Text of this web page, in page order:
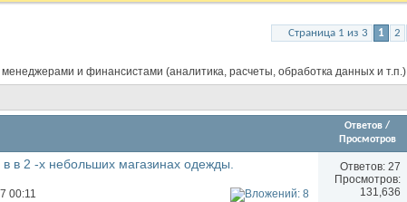
Страница 1 из 3 1 2
и финансистами (аналитика, расчеты, обработка данных и т.п.)
Ответов /
Просмотров
в в 2 -х небольших магазинах одежды.
00:11
Ответов:27
Просмотров:
131,636